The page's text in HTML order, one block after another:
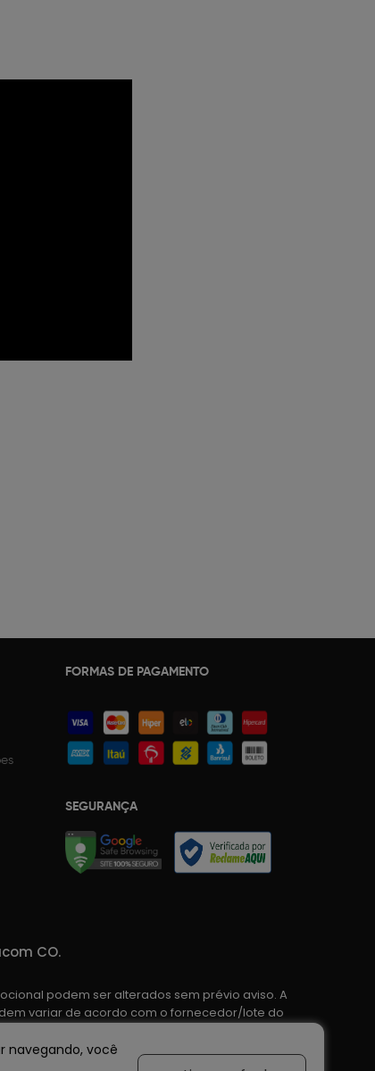
FORMAS DE PAGAMENTO
SEGURANÇA
CO.
podem ser alterados sem prévio aviso. A
variar de acordo com o fornecedor/lote do
navegando, você